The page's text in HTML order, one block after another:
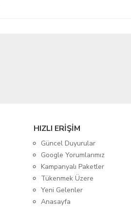
HIZLI ERİŞİM
Güncel Duyurular
Google Yorumlarımız
Kampanyalı Paketler
Tükenmek Üzere
Yeni Gelenler
Anasayfa